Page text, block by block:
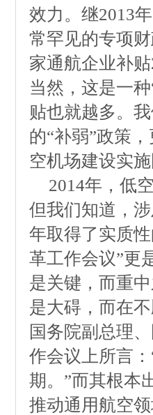
效力。继2013
常罕见的专项
家通航企业补
当然，这是一
贴也就越多。
的“补弱”政策
空机场建设实
2014年，低
但我们知道，
年取得了实质
革工作会议”更
是关键，而重
是大碍，而在
国务院副总理
作会议上所言
期。”而其根本
推动通用航空